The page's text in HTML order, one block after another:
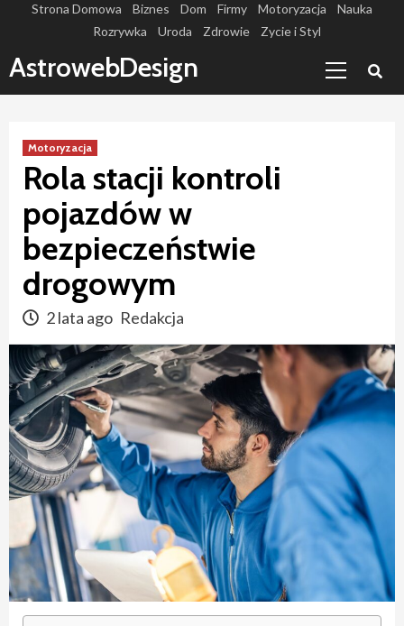
content
Strona Domowa Biznes Dom Firmy Motoryzacja
Nauka
Rozrywka
Uroda Zdrowie Zycie i Styl
AstrowebDesign
Menu
Motoryzacja
Rola stacji kontroli
pojazdów w
bezpieczeństwie
drogowym
2 lata ago Redakcja